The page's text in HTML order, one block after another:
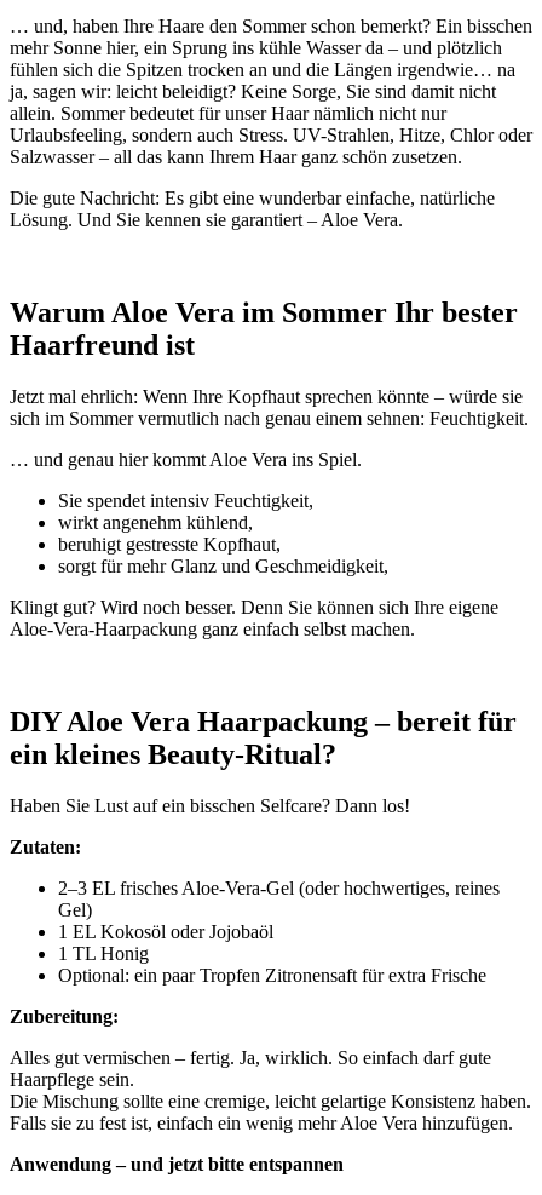
… und, haben Ihre Haare den Sommer schon bemerkt? Ein bisschen
mehr Sonne hier, ein Sprung ins kühle Wasser da – und plötzlich
fühlen sich die Spitzen trocken an und die Längen irgendwie… na
ja, sagen wir: leicht beleidigt? Keine Sorge, Sie sind damit nicht
allein. Sommer bedeutet für unser Haar nämlich nicht nur
Urlaubsfeeling, sondern auch Stress. UV-Strahlen, Hitze, Chlor oder
Salzwasser – all das kann Ihrem Haar ganz schön zusetzen.
Die gute Nachricht: Es gibt eine wunderbar einfache, natürliche
Lösung. Und Sie kennen sie garantiert – Aloe Vera.
Warum Aloe Vera im Sommer Ihr bester
Haarfreund ist
Jetzt mal ehrlich: Wenn Ihre Kopfhaut sprechen könnte – würde sie
sich im Sommer vermutlich nach genau einem sehnen: Feuchtigkeit.
… und genau hier kommt Aloe Vera ins Spiel.
Sie spendet intensiv Feuchtigkeit,
wirkt angenehm kühlend,
beruhigt gestresste Kopfhaut,
sorgt für mehr Glanz und Geschmeidigkeit,
Klingt gut? Wird noch besser. Denn Sie können sich Ihre eigene
Aloe-Vera-Haarpackung ganz einfach selbst machen.
DIY Aloe Vera Haarpackung – bereit für
ein kleines Beauty-Ritual?
Haben Sie Lust auf ein bisschen Selfcare? Dann los!
Zutaten:
2–3 EL frisches Aloe-Vera-Gel (oder hochwertiges, reines
Gel)
1 EL Kokosöl oder Jojobaöl
1 TL Honig
Optional: ein paar Tropfen Zitronensaft für extra Frische
Zubereitung:
Alles gut vermischen – fertig. Ja, wirklich. So einfach darf gute
Haarpflege sein.
Die Mischung sollte eine cremige, leicht gelartige Konsistenz haben.
Falls sie zu fest ist, einfach ein wenig mehr Aloe Vera hinzufügen.
Anwendung – und jetzt bitte entspannen